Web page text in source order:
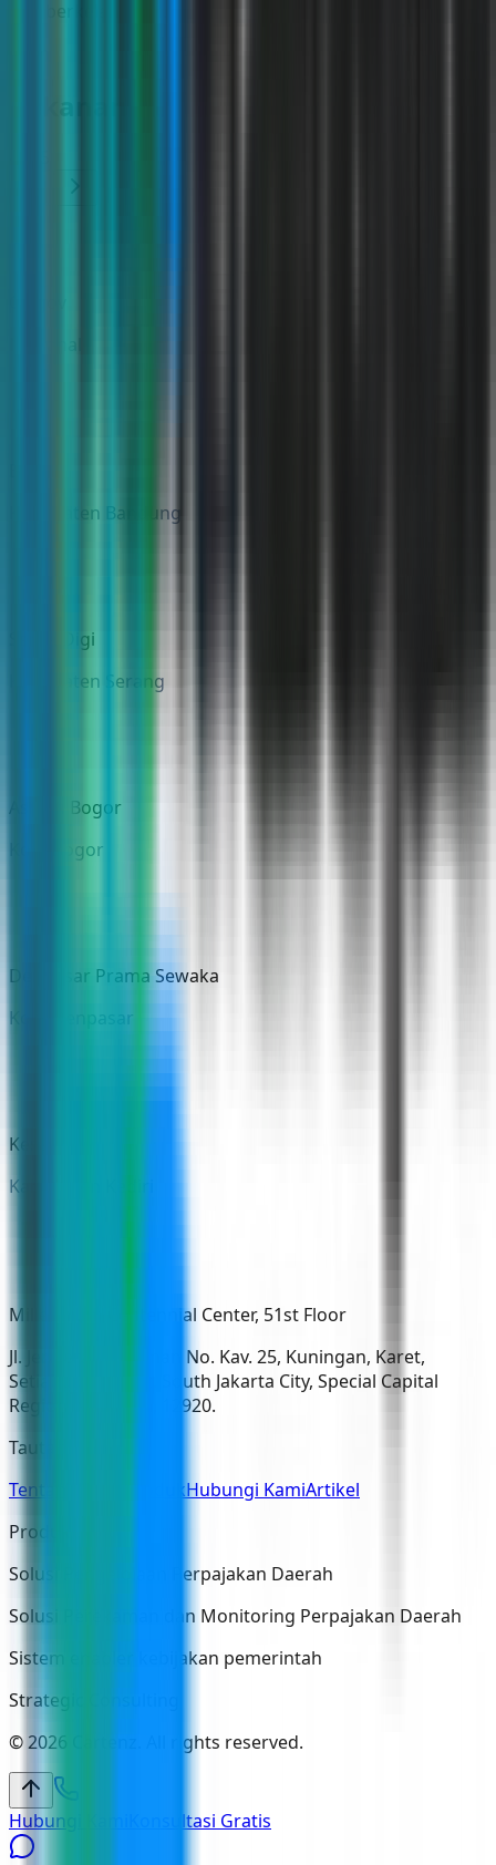
Kabupaten Bandung
Serba Digi
Kabupaten Serang
Asinan Bogor
Kota Bogor
Denpasar Prama Sewaka
Kota Denpasar
Kesatu
Kabupaten Kediri
Millennium Centennial Center, 51st Floor
Jl. Jenderal Sudirman No. Kav. 25, Kuningan, Karet,
Setiabudi District, South Jakarta City, Special Capital
Region of Jakarta, 12920.
Tautan
Tentang Kami
ProdukHubungi KamiArtikel
Produk
Solusi Pengelolaan Perpajakan Daerah
Solusi Perekaman dan Monitoring Perpajakan Daerah
Sistem enabler kebijakan pemerintah
Strategic Consulting
© 2026 Cartenz. All rights reserved.
Hubungi Kami Konsultasi Gratis